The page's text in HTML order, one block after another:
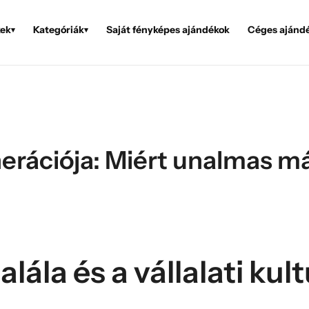
▾ Kategóriák▾ Saját fényképes ajándékok Céges
Miért unalmas
és a vállalati